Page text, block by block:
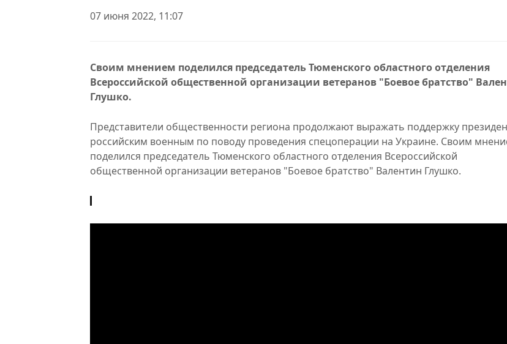
07 июня 2022, 11:07
Своим мнением поделился председатель Тюменского областного отделения
Всероссийской общественной организации ветеранов "Боевое братство"
Глушко.
Представители общественности региона продолжают выражать поддержку
российским военным по поводу проведения спецоперации на Украине. Своим
поделился председатель Тюменского областного отделения Всероссийской
общественной организации ветеранов "Боевое братство" Валентин Глушко.